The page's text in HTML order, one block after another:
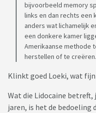
bijvoorbeeld memory
links en dan rechts een
anders wat lichamelijk
een donkere kamer
Amerikaanse methode
herstellen of te creëren.
Klinkt goed Loeki, wat
Wat die Lidocaine
jaren, is het de bedoeling